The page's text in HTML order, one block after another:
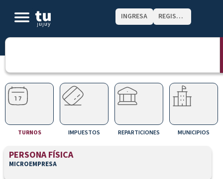
INGRESA REGISTRATE
TURNOS IMPUESTOS REPARTICIONES MUNICIPIOS
PERSONA FÍSICA
MICROEMPRESA